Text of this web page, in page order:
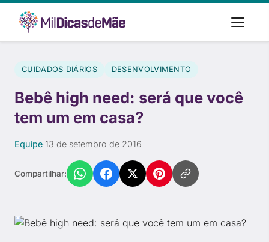
CUIDADOS DIÁRIOS DESENVOLVIMENTO
Bebê high need: será que você
tem um em casa?
Equipe 13 de setembro de 2016
Compartilhar: